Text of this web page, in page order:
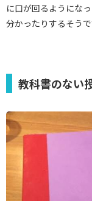
に口が回るようにな
分かったりするそうで
教科書のない